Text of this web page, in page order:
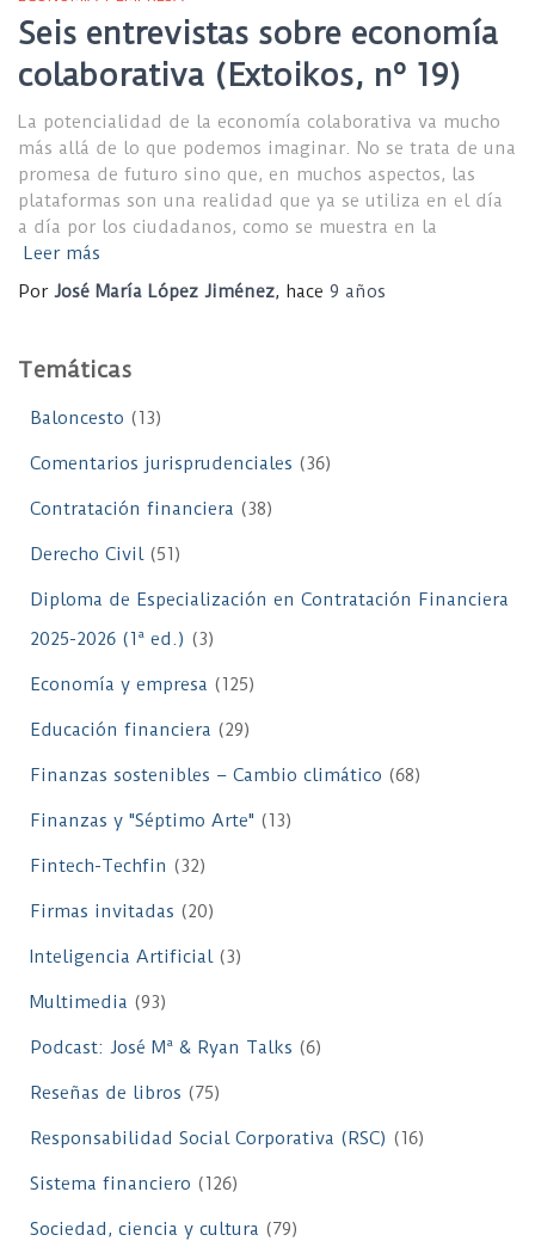
Seis entrevistas sobre economía
colaborativa (Extoikos, nº 19)
La potencialidad de la economía colaborativa va mucho
más allá de lo que podemos imaginar. No se trata de una
promesa de futuro sino que, en muchos aspectos, las
plataformas son una realidad que ya se utiliza en el día
a día por los ciudadanos, como se muestra en la
Leer más
Por José María López Jiménez, hace 9 años
Temáticas
Baloncesto (13)
Comentarios jurisprudenciales (36)
Contratación financiera (38)
Derecho Civil(51)
Diploma de Especialización en Contratación Financiera
2025-2026 (1ª ed.) (3)
Economía y empresa (125)
Educación financiera (29)
Finanzas sostenibles – Cambio climático (68)
Finanzas y "Séptimo Arte" (13)
Fintech-Techfin (32)
Firmas invitadas (20)
Inteligencia Artificial(3)
Multimedia (93)
Podcast: José Mª & Ryan Talks (6)
Reseñas de libros (75)
Responsabilidad Social Corporativa (RSC) (16)
Sistema financiero (126)
Sociedad, ciencia y cultura (79)